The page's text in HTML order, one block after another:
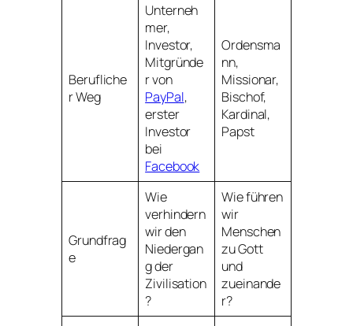
Berufliche
r Weg
Unterneh
mer,
Investor,
Mitgründe
r von
PayPal,
erster
Investor
bei
Facebook
Ordensma
nn,
Missionar,
Bischof,
Kardinal,
Papst
Grundfrag
e
Wie
verhindern
wir den
Niedergan
g der
Zivilisation
?
Wie führen
wir
Menschen
zu Gott
und
zueinande
r?